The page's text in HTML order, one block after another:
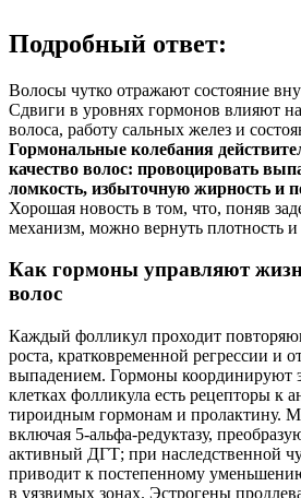
Подробный ответ:
Волосы чутко отражают состояние
Сдвиги в уровнях гормонов влияют
волоса, работу сальных желез и
Гормональные колебания
качество волос: провоцировать
ломкость, избыточную жирность и
Хорошая новость в том, что, поняв
механизм, можно вернуть плотность
Как гормоны управляют
волос
Каждый фолликул проходит
роста, кратковременной регрессии и
выпадением. Гормоны координируют
клетках фолликула есть рецепторы к
тироидным гормонам и пролактину.
включая 5‑альфа‑редуктазу,
активный ДГТ; при наследственной
приводит к постепенному
в уязвимых зонах. Эстрогены